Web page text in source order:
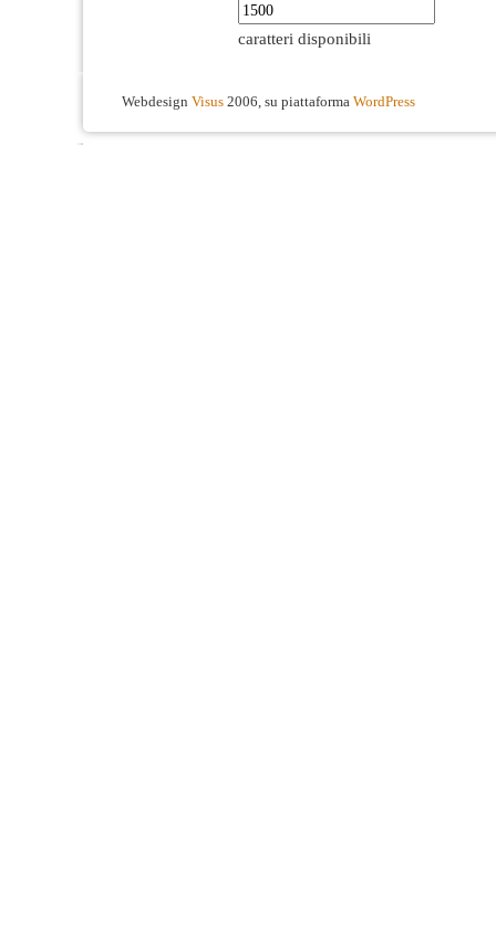
caratteri disponibili
Webdesign Visus 2006, su piattaforma WordPress